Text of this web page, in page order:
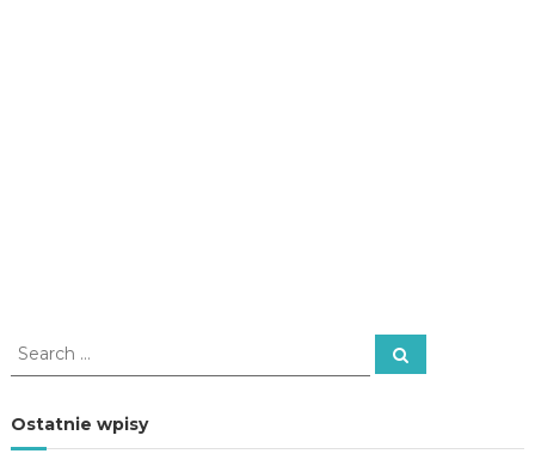
S
r
c
S
e
Ostatnie wpisy